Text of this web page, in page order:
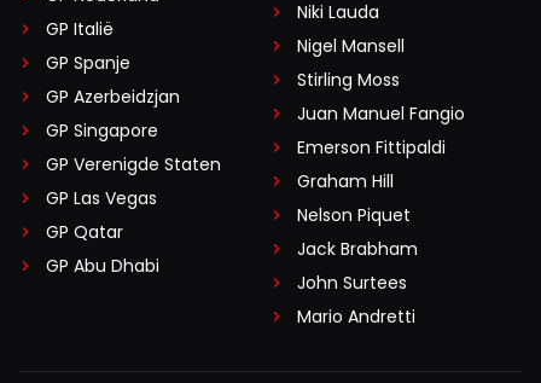
GP Italië
GP Spanje
GP Azerbeidzjan
GP Singapore
GP Verenigde Staten
GP Las Vegas
GP Qatar
GP Abu Dhabi
Niki Lauda
Nigel Mansell
Stirling Moss
Juan Manuel Fangio
Emerson Fittipaldi
Graham Hill
Nelson Piquet
Jack Brabham
John Surtees
Mario Andretti